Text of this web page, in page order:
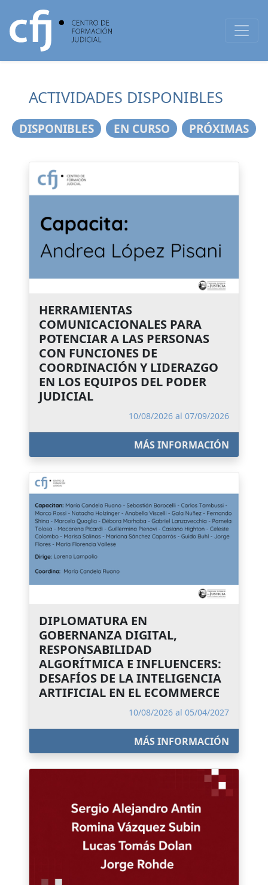
ACTIVIDADES DISPONIBLES
DISPONIBLES EN CURSO PRÓXIMAS
HERRAMIENTAS
COMUNICACIONALES PARA
POTENCIAR A LAS PERSONAS
CON FUNCIONES DE
COORDINACIÓN Y LIDERAZGO
EN LOS EQUIPOS DEL PODER
JUDICIAL
10/08/2026 al 07/09/2026
MÁS INFORMACIÓN
DIPLOMATURA EN
GOBERNANZA DIGITAL,
RESPONSABILIDAD
ALGORÍTMICA E INFLUENCERS:
DESAFÍOS DE LA INTELIGENCIA
ARTIFICIAL EN EL ECOMMERCE
10/08/2026 al 05/04/2027
MÁS INFORMACIÓN